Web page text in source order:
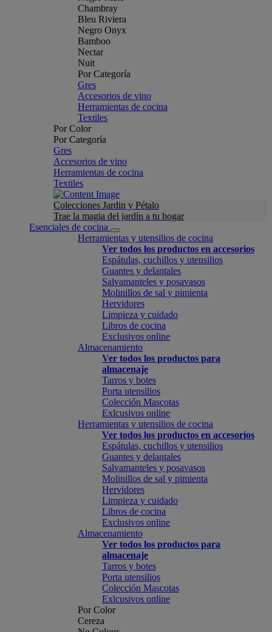
Chambray
Bleu Riviera
Negro Onyx
Bamboo
Nectar
Nuit
Por Categoría
Gres
Accesorios de vino
Herramientas de cocina
Textiles
Por Color
Por Categoría
Gres
Accesorios de vino
Herramientas de cocina
Textiles
Colecciones Jardin y Pétalo
Trae la magia del jardín a tu hogar
Esenciales de cocina
Herramientas y utensilios de cocina
Ver todos los productos en accesorios
Espátulas, cuchillos y utensilios
Guantes y delantales
Salvamanteles y posavasos
Molinillos de sal y pimienta
Hervidores
Limpieza y cuidado
Libros de cocina
Exclusivos online
Almacenamiento
Ver todos los productos para
almacenaje
Tarros y botes
Porta utensilios
Colección Mascotas
Exlcusivos online
Herramientas y utensilios de cocina
Ver todos los productos en accesorios
Espátulas, cuchillos y utensilios
Guantes y delantales
Salvamanteles y posavasos
Molinillos de sal y pimienta
Hervidores
Limpieza y cuidado
Libros de cocina
Exclusivos online
Almacenamiento
Ver todos los productos para
almacenaje
Tarros y botes
Porta utensilios
Colección Mascotas
Exlcusivos online
Por Color
Cereza